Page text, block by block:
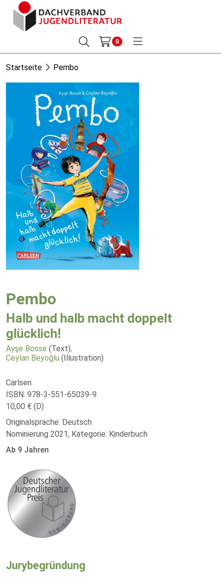
0
Startseite Pembo
Pembo
Halb und halb macht doppelt
glücklich!
Ayşe Bosse (Text),
Ceylan Beyoğlu (Illustration)
Carlsen
ISBN: 978-3-551-65039-9
10,00 € (D)
Originalsprache: Deutsch
Nominierung 2021, Kategorie: Kinderbuch
Ab 9 Jahren
Jurybegründung